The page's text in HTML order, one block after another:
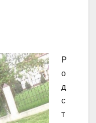
Р
о
д
с
т